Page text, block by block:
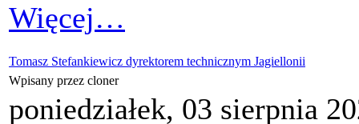
Więcej…
Tomasz Stefankiewicz dyrektorem technicznym Jagiellonii
Wpisany przez cloner
poniedziałek, 03 sierpnia